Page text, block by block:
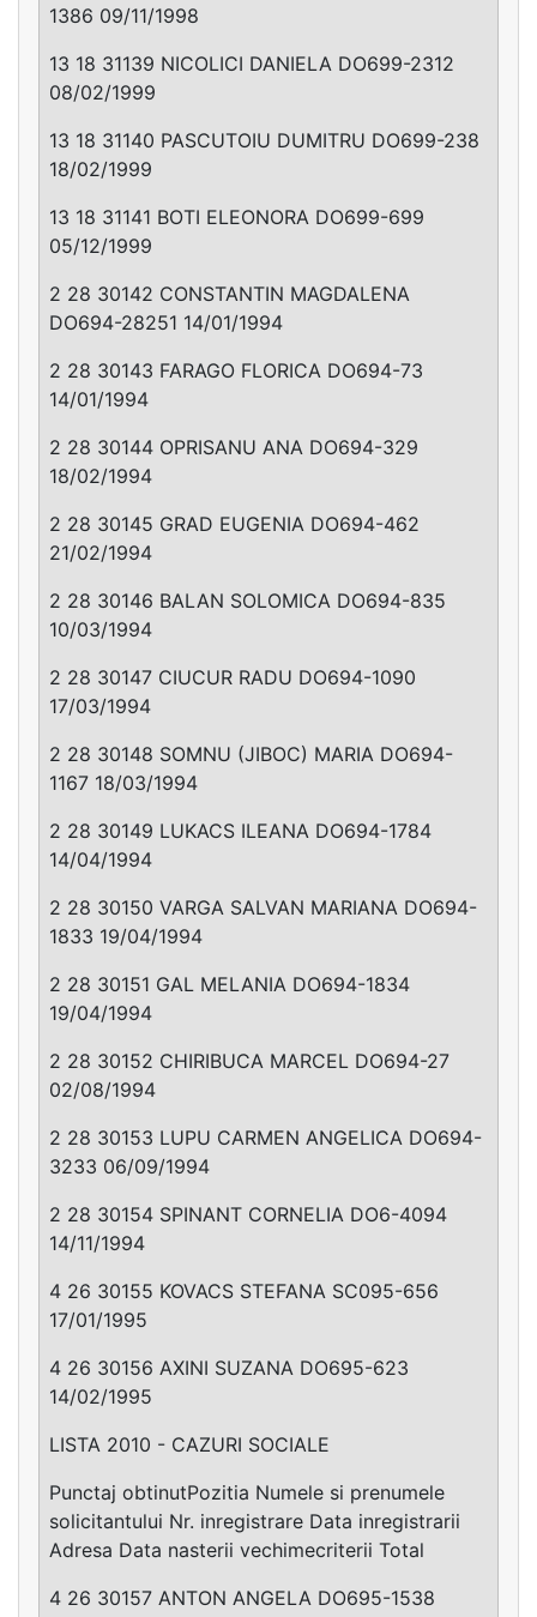
1386 09/11/1998
13 18 31139 NICOLICI DANIELA DO699-2312
08/02/1999
13 18 31140 PASCUTOIU DUMITRU DO699-238
18/02/1999
13 18 31141 BOTI ELEONORA DO699-699
05/12/1999
2 28 30142 CONSTANTIN MAGDALENA
DO694-28251 14/01/1994
2 28 30143 FARAGO FLORICA DO694-73
14/01/1994
2 28 30144 OPRISANU ANA DO694-329
18/02/1994
2 28 30145 GRAD EUGENIA DO694-462
21/02/1994
2 28 30146 BALAN SOLOMICA DO694-835
10/03/1994
2 28 30147 CIUCUR RADU DO694-1090
17/03/1994
2 28 30148 SOMNU (JIBOC) MARIA DO694-
1167 18/03/1994
2 28 30149 LUKACS ILEANA DO694-1784
14/04/1994
2 28 30150 VARGA SALVAN MARIANA DO694-
1833 19/04/1994
2 28 30151 GAL MELANIA DO694-1834
19/04/1994
2 28 30152 CHIRIBUCA MARCEL DO694-27
02/08/1994
2 28 30153 LUPU CARMEN ANGELICA DO694-
3233 06/09/1994
2 28 30154 SPINANT CORNELIA DO6-4094
14/11/1994
4 26 30155 KOVACS STEFANA SC095-656
17/01/1995
4 26 30156 AXINI SUZANA DO695-623
14/02/1995
LISTA 2010 - CAZURI SOCIALE
Punctaj obtinutPozitia Numele si prenumele
solicitantului Nr. inregistrare Data inregistrarii
Adresa Data nasterii vechimecriterii Total
4 26 30157 ANTON ANGELA DO695-1538